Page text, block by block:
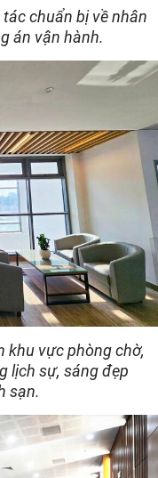
chuẩn bị về nhân
án vận hành.
khu vực phòng chờ,
lịch sự, sáng đẹp
sạn.